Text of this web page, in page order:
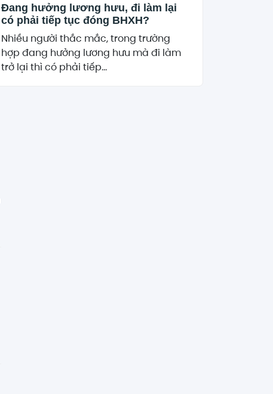
Đang hưởng lương hưu, đi làm lại
có phải tiếp tục đóng BHXH?
Nhiều người thắc mắc, trong trường
hợp đang hưởng lương hưu mà đi làm
trở lại thì có phải tiếp...